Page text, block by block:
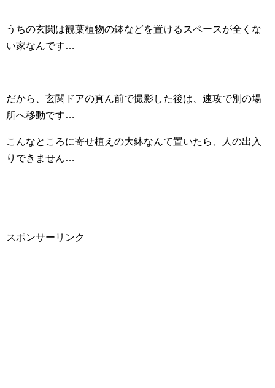
うちの玄関は観葉植物の鉢などを置けるスペースが全くな
い家なんです…
だから、玄関ドアの真ん前で撮影した後は、速攻で別の場
所へ移動です…
こんなところに寄せ植えの大鉢なんて置いたら、人の出入
りできません…
スポンサーリンク